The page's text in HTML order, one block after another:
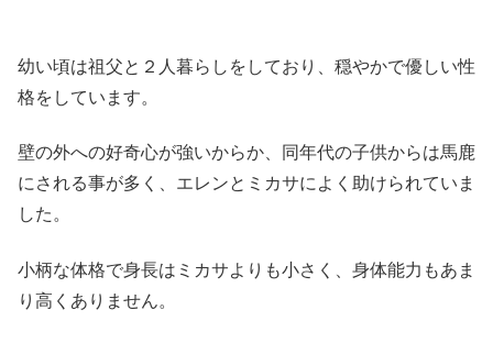
幼い頃は祖父と２人暮らしをしており、穏やかで優しい性
格をしています。
壁の外への好奇心が強いからか、同年代の子供からは馬鹿
にされる事が多く、エレンとミカサによく助けられていま
した。
小柄な体格で身長はミカサよりも小さく、身体能力もあま
り高くありません。